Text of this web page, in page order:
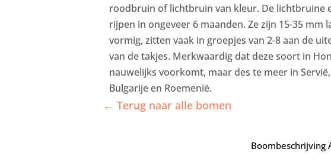
roodbruin of lichtbruin van kleur. De lichtbruine
rijpen in ongeveer 6 maanden. Ze zijn 15-35 mm
vormig, zitten vaak in groepjes van 2-8 aan de
van de takjes. Merkwaardig dat deze soort in
nauwelijks voorkomt, maar des te meer in Servië,
Bulgarije en Roemenië.
← Terug naar alle bomen
Boombeschrijving